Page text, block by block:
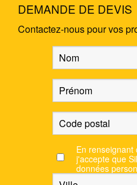
DEMANDE DE DEVIS
Contactez-nous pour vos
En renseignant
j'accepte que
données